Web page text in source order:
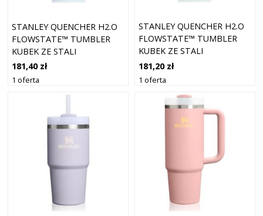
STANLEY QUENCHER H2.O
FLOWSTATE™ TUMBLER
KUBEK ZE STALI
NIERDZEWNEJ ZE SŁOMKĄ
MAŁY BLUE SKY 590 ML
181,40 zł
1 oferta
STANLEY QUENCHER H2.O
FLOWSTATE™ TUMBLER
KUBEK ZE STALI
NIERDZEWNEJ ZE SŁOMKĄ
MAŁY SPRING GREEN 590
181,20 zł
1 oferta